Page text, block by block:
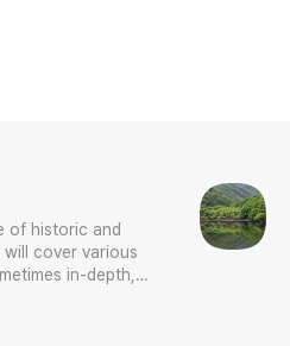
of historic and
cover various
in-depth,
sense or